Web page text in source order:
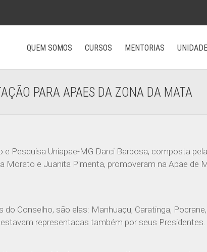
QUEM SOMOS CURSOS MENTORIAS
PARA APAES DA ZONA DA MATA
Pesquisa Uniapae-MG Darci Barbosa, composta
Morato e Juanita Pimenta, promoveram na Apae
Conselho, são elas: Manhuaçu, Caratinga,
representadas também por seus Presidentes.